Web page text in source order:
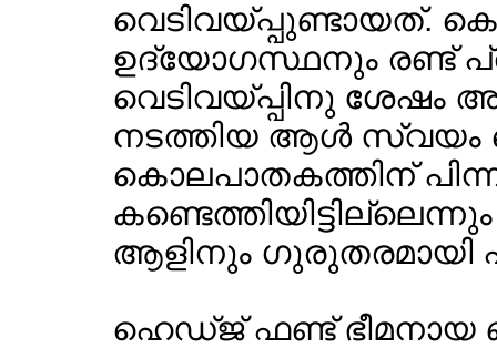
വെടിവയ്പ്പുണ്ടായത്.
ഉദ്യോഗസ്ഥനും രണ്ട്
വെടിവയ്പ്പിനു ശേഷം
നടത്തിയ ആള്‍ സ്വയം
കൊലപാതകത്തിന്
ആളിനും ഗുരുതരമായി
ഹെഡ്ജ് ഫണ്ട് ഭീമനായ